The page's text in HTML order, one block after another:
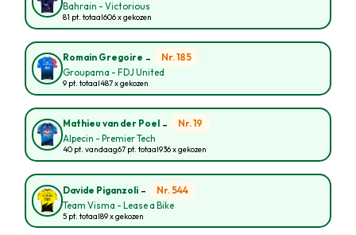
Bahrain - Victorious
81 pt. totaal606 x gekozen
Romain Gregoire - Nr. 185
Groupama - FDJ United
9 pt. totaal487 x gekozen
Mathieu van der Poel - Nr. 19
Alpecin - Premier Tech
40 pt. vandaag67 pt. totaal936 x gekozen
Davide Piganzoli - Nr. 544
Team Visma - Lease a Bike
5 pt. totaal89 x gekozen